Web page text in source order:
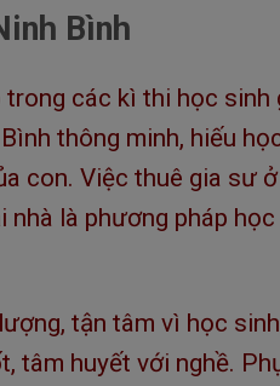
Bình
các kì thi học sinh
thông minh, hiếu
con. Việc thuê gia sư
nhà là phương pháp
tận tâm vì học
tâm huyết với nghề.